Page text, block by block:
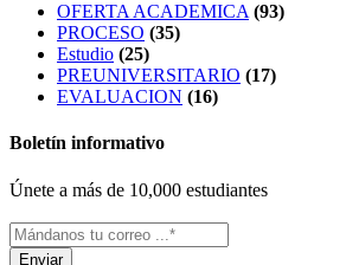
OFERTA ACADEMICA (93)
PROCESO (35)
Estudio (25)
PREUNIVERSITARIO (17)
EVALUACION (16)
Boletín informativo
Únete a más de 10,000 estudiantes